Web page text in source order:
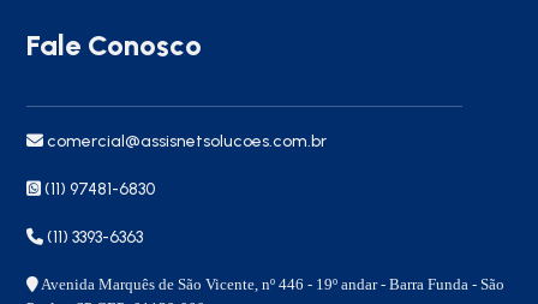
Fale Conosco
comercial@assisnetsolucoes.com.br
(11) 97481-6830
(11) 3393-6363
Avenida Marquês de São Vicente, nº 446 - 19º andar - Barra Funda - São